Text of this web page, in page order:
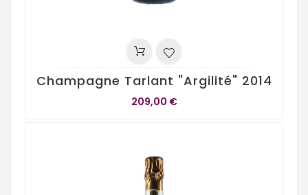
Champagne Tarlant "Argilité" 2014
209,00 €